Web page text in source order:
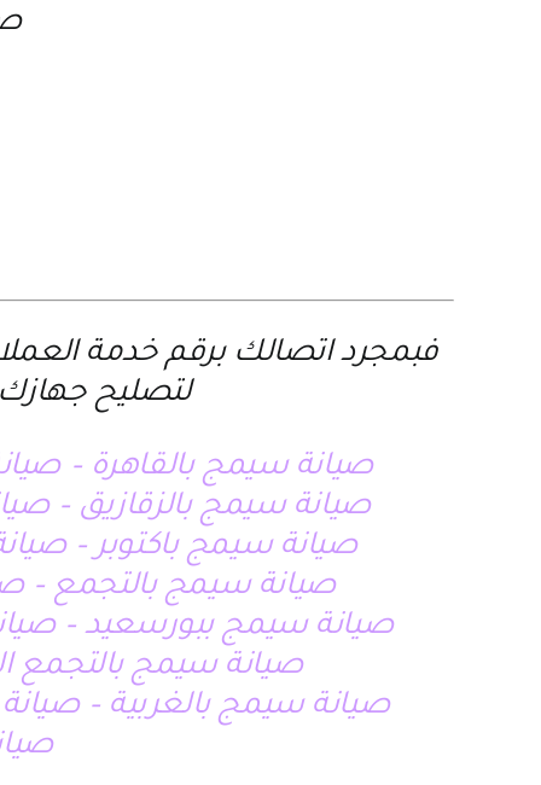
فبمجرد اتصالك برقم خدمة
لتصليح جهازك
صيانة سيمج بالقاهرة –
صيانة سيمج بالزقازيق – صيانة سيمج
صيانة سيمج باكتوبر –
صيانة سيمج بالتجمع –
صيانة سيمج ببورسعيد –
صيانة سيمج بالتجمع
صيانة سيمج بالغربية –